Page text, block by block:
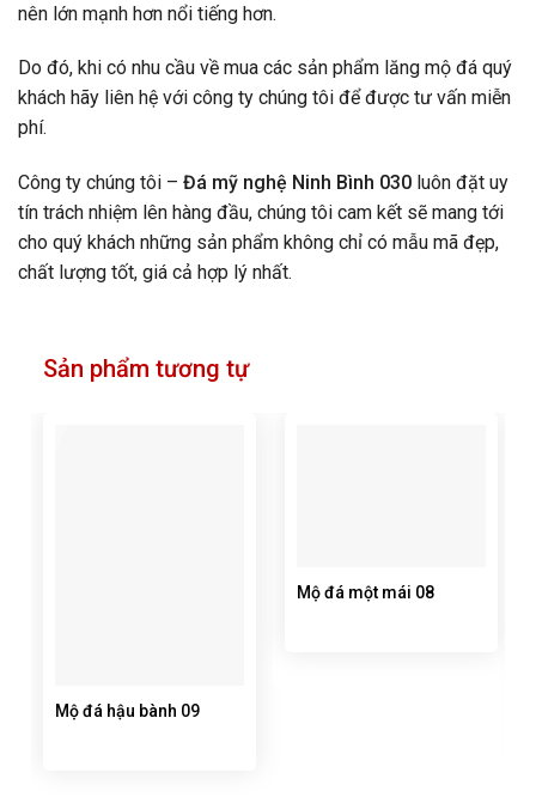
nên lớn mạnh hơn nổi tiếng hơn.
Do đó, khi có nhu cầu về mua các sản phẩm lăng mộ đá quý
khách hãy liên hệ với công ty chúng tôi để được tư vấn miễn
phí.
Công ty chúng tôi – Đá mỹ nghệ Ninh Bình 030 luôn đặt uy
tín trách nhiệm lên hàng đầu, chúng tôi cam kết sẽ mang tới
cho quý khách những sản phẩm không chỉ có mẫu mã đẹp,
chất lượng tốt, giá cả hợp lý nhất.
Sản phẩm tương tự
Mộ đá hậu bành 09
Mộ đá một mái 08